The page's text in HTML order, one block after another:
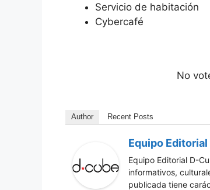
Servicio de habitación
Cybercafé
No
Author Recent Posts
Equipo
Equipo Editorial D-
informativos,
publicada tiene